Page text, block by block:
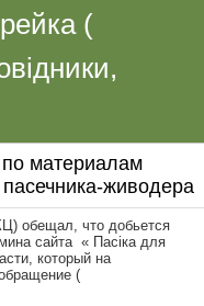
(
материалам
живодера
обещал, что добьется
сайта « Пасіка для
который на
(